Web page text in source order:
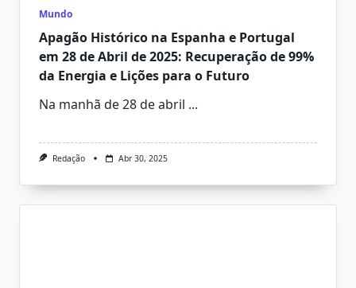
Mundo
Apagão Histórico na Espanha e Portugal
em 28 de Abril de 2025: Recuperação de 99%
da Energia e Lições para o Futuro
Na manhã de 28 de abril ...
Redação Abr 30, 2025